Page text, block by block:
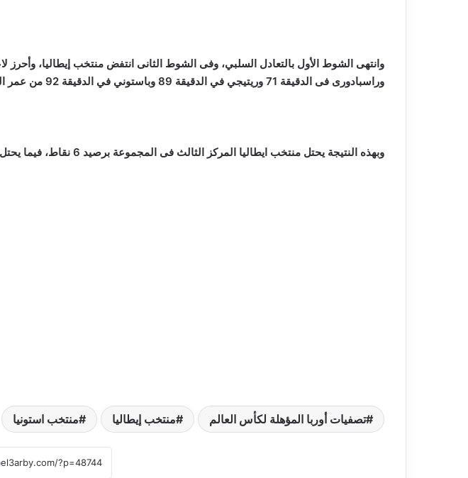
وراسبادورى فى الدقيقة 71 وريتيجي في الدقيقة 89 وباستوني في الدقيقة 92 من عمر المباراة.
وبهذه النتيجة يحتل منتخب ايطاليا المركز الثالث فى المجموعة برصيد 6 نقاط، فيما يحتل منتخب إستونيا المركز الرابع خلف إيطاليا برصيد 3 نقاط.
تصفيات أوربا المؤهلة لكأس العالم منتخب إيطاليا منتخب استونيا